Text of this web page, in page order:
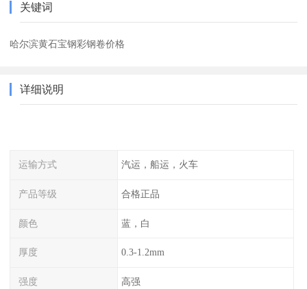
关键词
哈尔滨黄石宝钢彩钢卷价格
详细说明
运输方式 汽运，船运，火车
产品等级 合格正品
颜色 蓝，白
厚度 0.3-1.2mm
强度 高强